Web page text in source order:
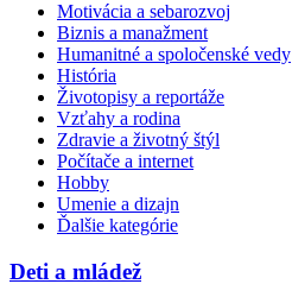
Motivácia a sebarozvoj
Biznis a manažment
Humanitné a spoločenské vedy
História
Životopisy a reportáže
Vzťahy a rodina
Zdravie a životný štýl
Počítače a internet
Hobby
Umenie a dizajn
Ďalšie kategórie
Deti a mládež